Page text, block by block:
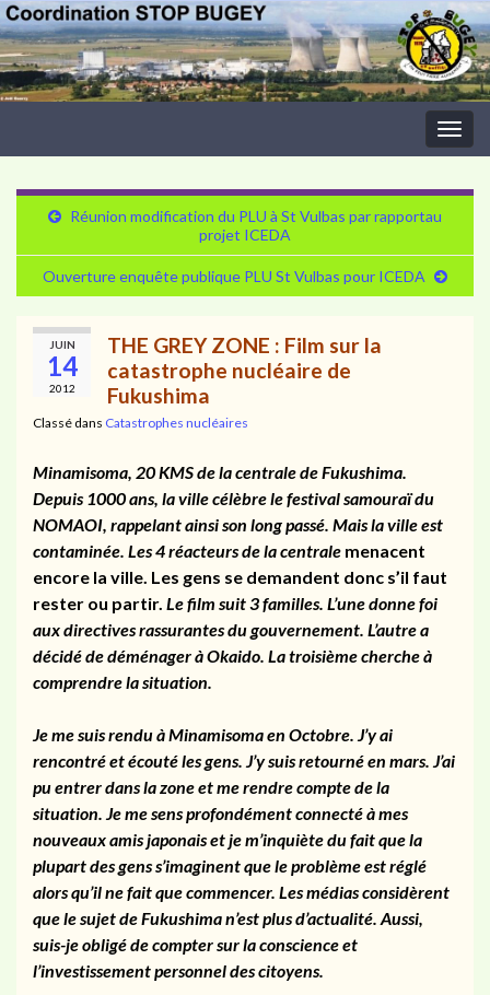
Réunion modification du PLU à St Vulbas par rapportau
projet ICEDA
Ouverture enquête publique PLU St Vulbas pour ICEDA
JUIN
14
2012
THE GREY ZONE : Film sur la
catastrophe nucléaire de
Fukushima
Classé dans Catastrophes nucléaires
Minamisoma, 20 KMS de la centrale de Fukushima.
Depuis 1000 ans, la ville célèbre le festival samouraï du
NOMAOI, rappelant ainsi son long passé. Mais la ville est
contaminée. Les 4 réacteurs de la centrale menacent
encore la ville. Les gens se demandent donc s’il faut
rester ou partir. Le film suit 3 familles. L’une donne foi
auxdirectives rassurantes du gouvernement. L’autre a
décidé de déménager à Okaido. La troisième cherche à
comprendre la situation.
Je me suis rendu à Minamisoma en Octobre. J’y ai
rencontré et écouté les gens. J’y suis retourné en mars. J’ai
pu entrer dans la zone et me rendre compte de la
situation. Je me sens profondément connecté à mes
nouveaux amis japonais et je m’inquiète du fait que la
plupart des gens s’imaginent que le problème est réglé
alors qu’il ne fait que commencer. Les médias considèrent
que le sujet de Fukushima n’est plus d’actualité. Aussi,
suis-je obligé de compter sur la conscience et
l’investissement personnel des citoyens.